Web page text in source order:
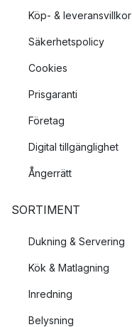
Köp- & leveransvillkor
Säkerhetspolicy
Cookies
Prisgaranti
Företag
Digital tillgänglighet
Ångerrätt
SORTIMENT
Dukning & Servering
Kök & Matlagning
Inredning
Belysning